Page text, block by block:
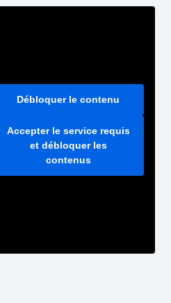
Débloquer le contenu
Accepter le service requis
et débloquer les
contenus